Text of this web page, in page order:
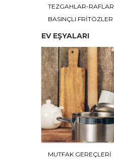
TEZGAHLAR-RAFLAR
BASINÇLI FRİTÖZLER
EV EŞYALARI
MUTFAK GEREÇLERİ